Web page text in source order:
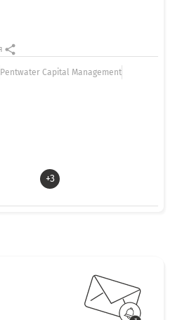
+3
Pentwater Capital Management